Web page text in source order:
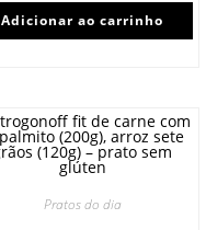
Adicionar ao carrinho
Pratos do dia